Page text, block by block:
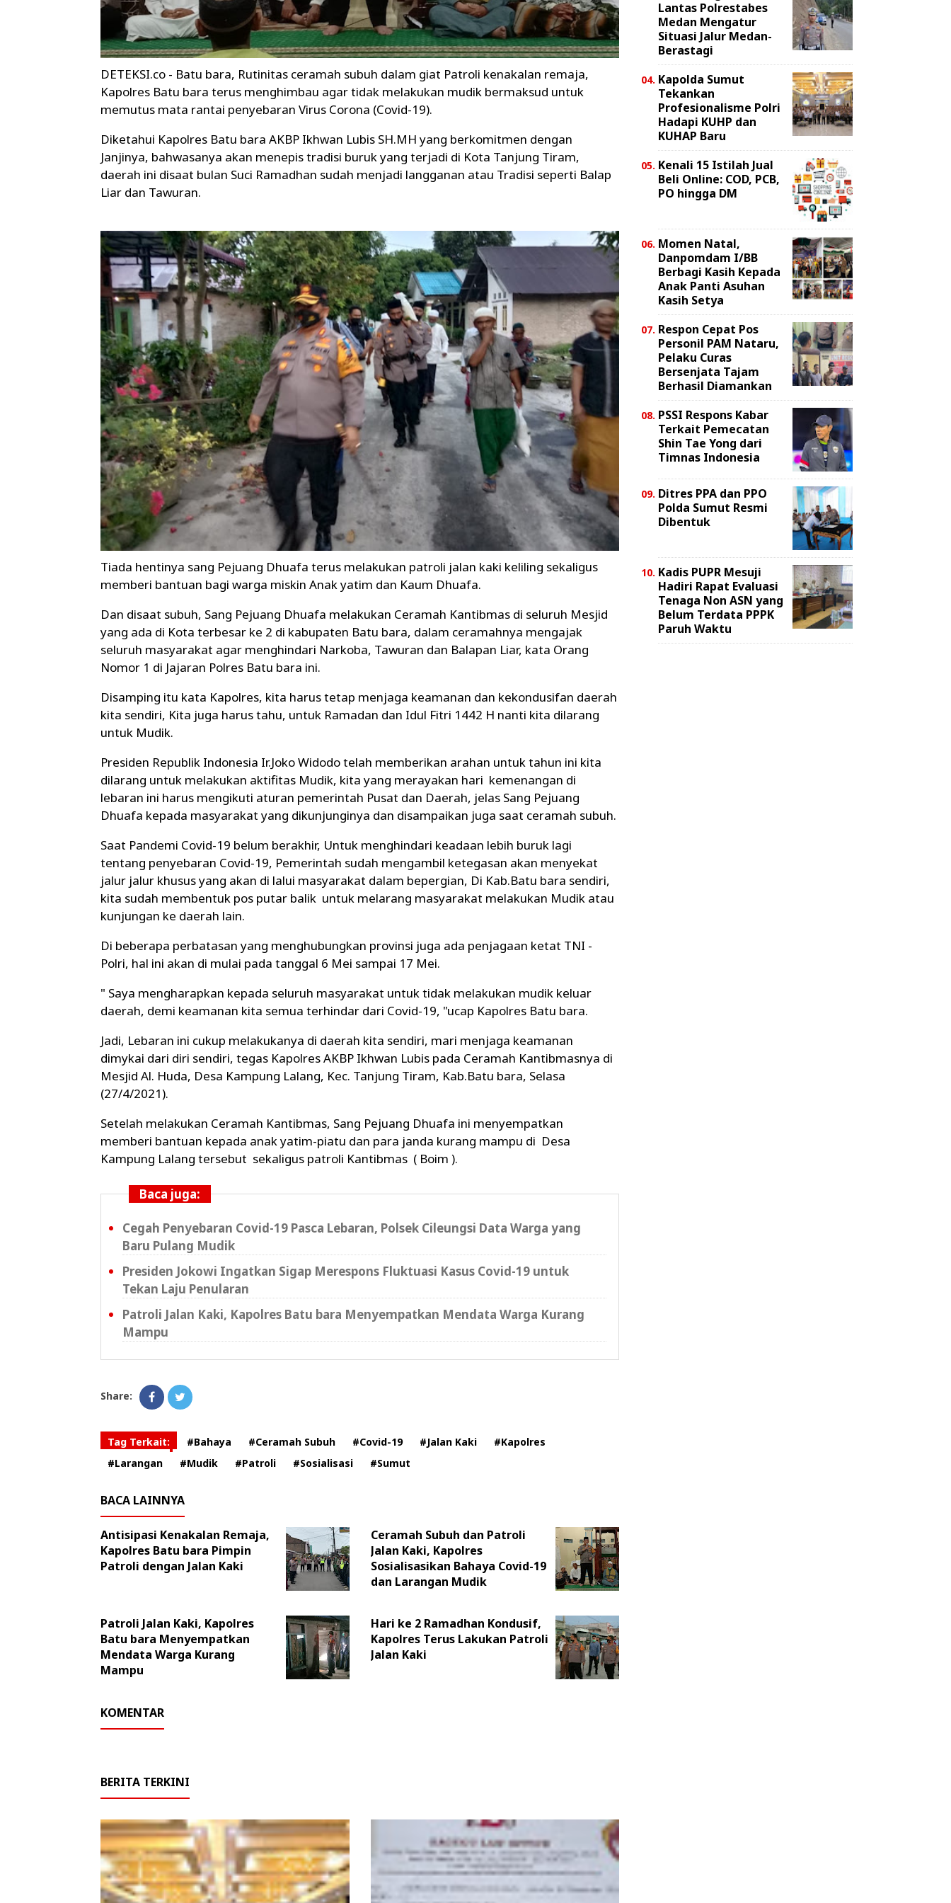
DETEKSI.co - Batu bara, Rutinitas ceramah subuh dalam giat Patroli kenakalan remaja,
Kapolres Batu bara terus menghimbau agar tidak melakukan mudik bermaksud untuk
memutus mata rantai penyebaran Virus Corona (Covid-19).
Diketahui Kapolres Batu bara AKBP Ikhwan Lubis SH.MH yang berkomitmen dengan
Janjinya, bahwasanya akan menepis tradisi buruk yang terjadi di Kota Tanjung Tiram,
daerah ini disaat bulan Suci Ramadhan sudah menjadi langganan atau Tradisi seperti Balap
Liar dan Tawuran.
Tiada hentinya sang Pejuang Dhuafa terus melakukan patroli jalan kaki keliling sekaligus
memberi bantuan bagi warga miskin Anak yatim dan Kaum Dhuafa.
Dan disaat subuh, Sang Pejuang Dhuafa melakukan Ceramah Kantibmas di seluruh Mesjid
yang ada di Kota terbesar ke 2 di kabupaten Batu bara, dalam ceramahnya mengajak
seluruh masyarakat agar menghindari Narkoba, Tawuran dan Balapan Liar, kata Orang
Nomor 1 di Jajaran Polres Batu bara ini.
Disamping itu kata Kapolres, kita harus tetap menjaga keamanan dan kekondusifan daerah
kita sendiri, Kita juga harus tahu, untuk Ramadan dan Idul Fitri 1442 H nanti kita dilarang
untuk Mudik.
Presiden Republik Indonesia Ir.Joko Widodo telah memberikan arahan untuk tahun ini kita
dilarang untuk melakukan aktifitas Mudik, kita yang merayakan hari kemenangan di
lebaran ini harus mengikuti aturan pemerintah Pusat dan Daerah, jelas Sang Pejuang
Dhuafa kepada masyarakat yang dikunjunginya dan disampaikan juga saat ceramah subuh.
Saat Pandemi Covid-19 belum berakhir, Untuk menghindari keadaan lebih buruk lagi
tentang penyebaran Covid-19, Pemerintah sudah mengambil ketegasan akan menyekat
jalur jalur khusus yang akan di lalui masyarakat dalam bepergian, Di Kab.Batu bara sendiri,
kita sudah membentuk pos putar balik untuk melarang masyarakat melakukan Mudik atau
kunjungan ke daerah lain.
Di beberapa perbatasan yang menghubungkan provinsi juga ada penjagaan ketat TNI -
Polri, hal ini akan di mulai pada tanggal 6 Mei sampai 17 Mei.
" Saya mengharapkan kepada seluruh masyarakat untuk tidak melakukan mudik keluar
daerah, demi keamanan kita semua terhindar dari Covid-19, "ucap Kapolres Batu bara.
Jadi, Lebaran ini cukup melakukanya di daerah kita sendiri, mari menjaga keamanan
dimykai dari diri sendiri, tegas Kapolres AKBP Ikhwan Lubis pada Ceramah Kantibmasnya di
Mesjid Al. Huda, Desa Kampung Lalang, Kec. Tanjung Tiram, Kab.Batu bara, Selasa
(27/4/2021).
Setelah melakukan Ceramah Kantibmas, Sang Pejuang Dhuafa ini menyempatkan
memberi bantuan kepada anak yatim-piatu dan para janda kurang mampu di Desa
Kampung Lalang tersebut sekaligus patroli Kantibmas ( Boim ).
Baca juga:
Cegah Penyebaran Covid-19 Pasca Lebaran, Polsek Cileungsi Data Warga yang
Baru Pulang Mudik
Presiden Jokowi Ingatkan Sigap Merespons Fluktuasi Kasus Covid-19 untuk
Tekan Laju Penularan
Patroli Jalan Kaki, Kapolres Batu bara Menyempatkan Mendata Warga Kurang
Mampu
Share:
Tag Terkait: #Bahaya #Ceramah Subuh #Covid-19 #Jalan Kaki
#Kapolres
#Larangan
#Mudik #Patroli #Sosialisasi #Sumut
BACA LAINNYA
Antisipasi Kenakalan Remaja,
Kapolres Batu bara Pimpin
Patroli dengan Jalan Kaki
Ceramah Subuh dan Patroli
Jalan Kaki, Kapolres
Sosialisasikan Bahaya Covid-19
dan Larangan Mudik
Patroli Jalan Kaki, Kapolres
Batu bara Menyempatkan
Mendata Warga Kurang
Mampu
Hari ke 2 Ramadhan Kondusif,
Kapolres Terus Lakukan Patroli
Jalan Kaki
KOMENTAR
BERITA TERKINI
Lantas Polrestabes
Medan Mengatur
Situasi Jalur Medan-
Berastagi
Kapolda Sumut
Tekankan
Profesionalisme Polri
Hadapi KUHP dan
KUHAP Baru
Kenali 15 Istilah Jual
Beli Online: COD, PCB,
PO hingga DM
Momen Natal,
Danpomdam I/BB
Berbagi Kasih Kepada
Anak Panti Asuhan
Kasih Setya
Respon Cepat Pos
Personil PAM Nataru,
Pelaku Curas
Bersenjata Tajam
Berhasil Diamankan
PSSI Respons Kabar
Terkait Pemecatan
Shin Tae Yong dari
Timnas Indonesia
Ditres PPA dan PPO
Polda Sumut Resmi
Dibentuk
Kadis PUPR Mesuji
Hadiri Rapat Evaluasi
Tenaga Non ASN yang
Belum Terdata PPPK
Paruh Waktu